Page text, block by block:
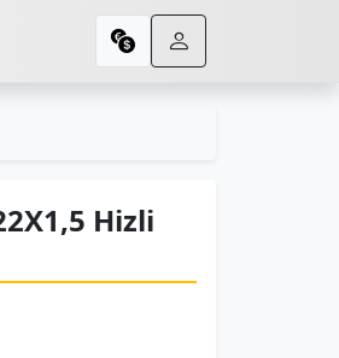
Hizli